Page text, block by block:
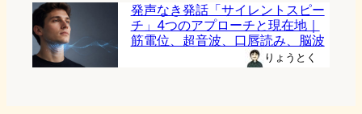
発声なき発話「サイレントスピー
チ」4つのアプローチと現在地｜
筋電位、超音波、口唇読み、脳波
りょうとく